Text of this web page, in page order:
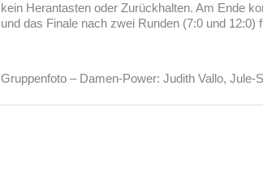
kein Herantasten oder Zurückhalten. Am Ende
und das Finale nach zwei Runden (7:0 und
Gruppenfoto – Damen-Power: Judith Vallo,